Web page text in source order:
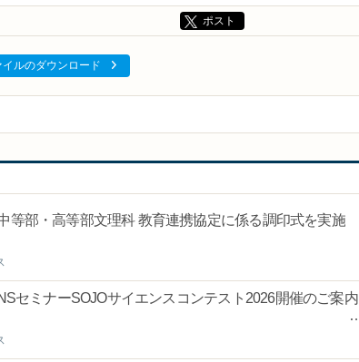
ポスト
ルのダウンロード
等部・高等部文理科 教育連携協定に係る調印式を実施
セミナーSOJOサイエンスコンテスト2026開催のご案内